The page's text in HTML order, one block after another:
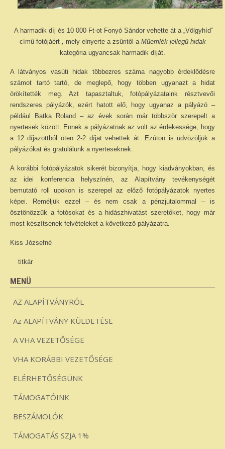
A harmadik díj és 10 000 Ft-ot Fonyó Sándor vehette át a „Völgyhíd”
című fotójáért , mely elnyerte a zsűritől a Műemlék jellegű hidak
kategória ugyancsak harmadik díját.
A látványos vasúti hidak többezres száma nagyobb érdeklődésre
számot tartó tartó, de meglepő, hogy többen ugyanazt a hidat
örökítették meg. Azt tapasztaltuk, fotópályázataink résztvevői
rendszeres pályázók, ezért hatott elő, hogy ugyanaz a pályázó –
például Batka Roland – az évek során már többször szerepelt a
nyertesek között. Ennek a pályázatnak az volt az érdekessége, hogy
a 12 díjazottból öten 2-2 díjat vehettek át. Ezúton is üdvözöljük a
pályázókat és gratulálunk a nyerteseknek.
A korábbi fotópályázatok sikerét bizonyítja, hogy kiadványokban, és
az idei konferencia helyszínén, az Alapítvány tevékenységét
bemutató roll upokon is szerepel az előző fotópályázatok nyertes
képei. Reméljük ezzel – és nem csak a pénzjutalommal – is
ösztönözzük a fotósokat és a hidászhivatást szeretőket, hogy már
most készítsenek felvételeket a következő pályázatra.
Kiss Józsefné
titkár
MENÜ
AZ ALAPÍTVÁNYRÓL
Az ALAPÍTVÁNY KÜLDETÉSE
A VHA VEZETŐSÉGE
VHA KORÁBBI VEZETŐSÉGE
ELÉRHETŐSÉGÜNK
TÁMOGATÓINK
BESZÁMOLÓK
TÁMOGATÁS SZJA 1%